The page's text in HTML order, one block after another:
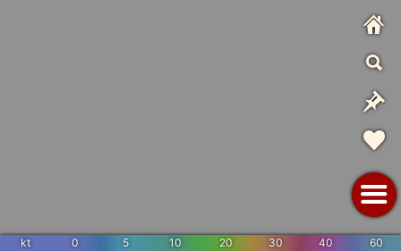
kt 0 5 10 20 30 40 60